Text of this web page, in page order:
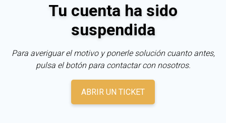
Tu cuenta ha sido
suspendida
Para averiguar el motivo y ponerle solución cuanto antes,
pulsa el botón para contactar con nosotros.
ABRIR UN TICKET